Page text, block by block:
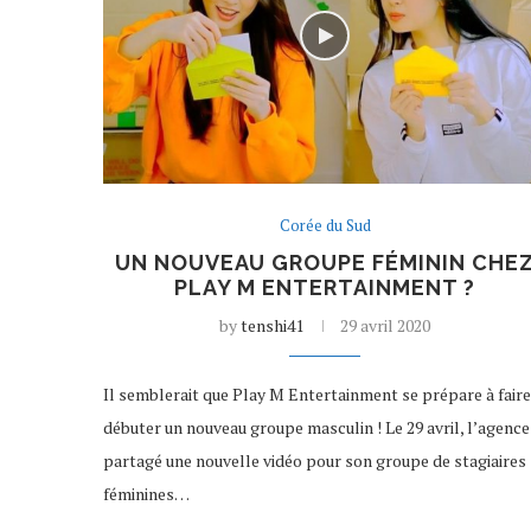
Corée du Sud
UN NOUVEAU GROUPE FÉMININ
PLAY M ENTERTAINMENT ?
bytenshi41 29 avril 2020
Il semblerait que Play M Entertainment se prépare à faire
débuter un nouveau groupe masculin ! Le 29 avril,
partagé une nouvelle vidéo pour son groupe de stagiaires
féminines…